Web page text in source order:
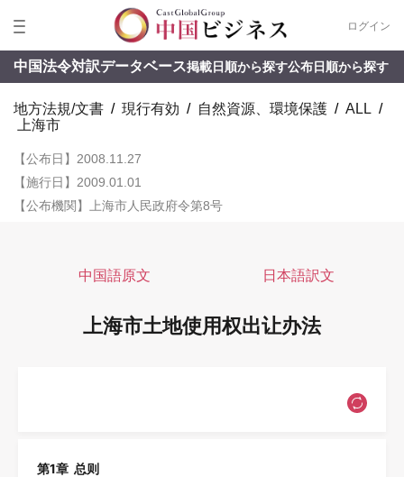
ログイン
中国法令対訳データベース掲載日順から探す公布日順から探す
地方法規/文書 / 現行有効 / 自然資源、環境保護 / ALL /
上海市
【公布日】2008.11.27
【施行日】2009.01.01
【公布機関】上海市人民政府令第8号
中国語原文 日本語訳文
上海市土地使用权出让办法
第1章 总则